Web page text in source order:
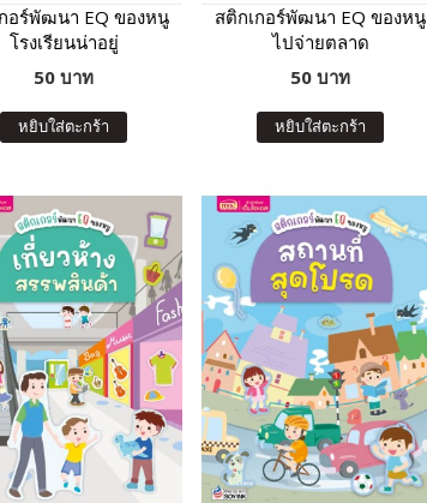
อร์พัฒนา EQ ของหนู
โรงเรียนน่าอยู่
50 บาท
หยิบใส่ตะกร้า
สติกเกอร์พัฒนา EQ ของหนู
ไปจ่ายตลาด
50 บาท
หยิบใส่ตะกร้า